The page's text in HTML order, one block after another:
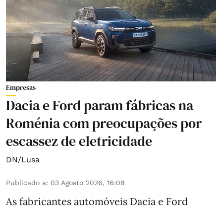
Empresas
Dacia e Ford param fábricas na
Roménia com preocupações por
escassez de eletricidade
DN/Lusa
Publicado a: 03 Agosto 2026, 16:08
As fabricantes automóveis Dacia e Ford